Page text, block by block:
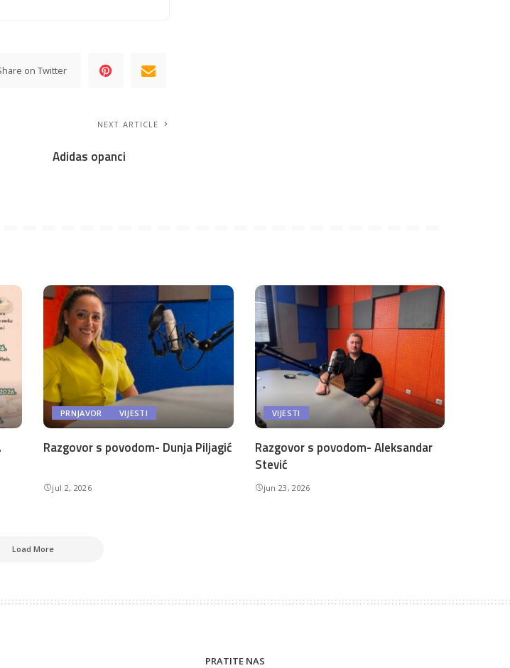
on Twitter
NEXT ARTICLE
Adidas opanci
PRNJAVOR VIJESTI
Razgovor s povodom- Dunja Piljagić
jul 2, 2026
VIJESTI
Razgovor s povodom- Aleksandar
Stević
jun 23, 2026
Load More
PRATITE NAS